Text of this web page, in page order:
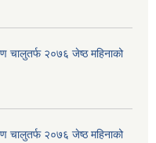
चालुतर्फ २०७६ जेष्ठ महिनाको
चालुतर्फ २०७६ जेष्ठ महिनाको